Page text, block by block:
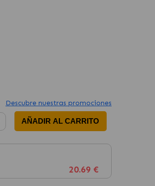
Descubre nuestras promociones
AÑADIR AL CARRITO
20.69 €